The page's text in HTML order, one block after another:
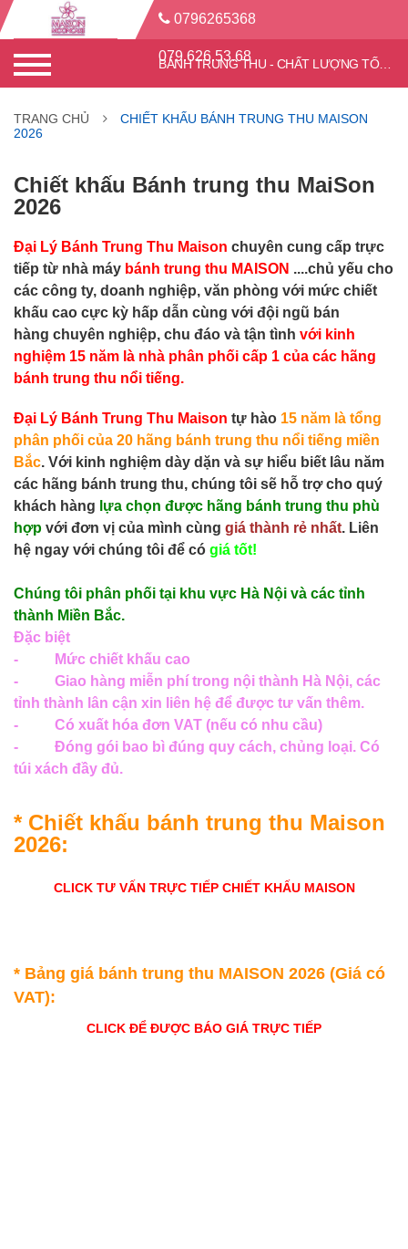
0796265368
079.626.53.68 BÁNH TRUNG THU - CHẤT LƯỢNG TỐT - CHIẾT KHẤU CAO
TRANG CHỦ
CHIẾT KHẤU BÁNH TRUNG THU MAISON
2026
Chiết khấu Bánh trung thu MaiSon
2026
Đại Lý Bánh Trung Thu Maison chuyên cung cấp trực
tiếp từ nhà máy bánh trung thu MAISON ....chủ yếu cho
các công ty, doanh nghiệp, văn phòng với mức chiết
khấu cao cực kỳ hấp dẫn cùng với đội ngũ bán
hàng chuyên nghiệp, chu đáo và tận tình với kinh
nghiệm 15 năm là nhà phân phối cấp 1 của các hãng
bánh trung thu nổi tiếng.
Đại Lý Bánh Trung Thu Maison tự hào 15 năm là tổng
phân phối của 20 hãng bánh trung thu nổi tiếng miền
Bắc. Với kinh nghiệm dày dặn và sự hiểu biết lâu năm
các hãng bánh trung thu, chúng tôi sẽ hỗ trợ cho quý
khách hàng lựa chọn được hãng bánh trung thu phù
hợp với đơn vị của mình cùng giá thành rẻ nhất. Liên
hệ ngay với chúng tôi để có giá tốt!
Chúng tôi phân phối tại khu vực Hà Nội và các tỉnh
thành Miền Bắc.
Đặc biệt
-
Mức chiết khấu cao
- Giao hàng miễn phí trong nội thành Hà Nội, các
tỉnh thành lân cận xin liên hệ để được tư vấn thêm.
- Có xuất hóa đơn VAT (nếu có nhu cầu)
- Đóng gói bao bì đúng quy cách, chủng loại. Có
túi xách đầy đủ.
* Chiết khấu bánh trung thu Maison
2026:
CLICK TƯ VẤN TRỰC TIẾP CHIẾT KHẤU MAISON
* Bảng giá bánh trung thu MAISON 2026 (Giá có
VAT):
CLICK ĐỂ ĐƯỢC BÁO GIÁ TRỰC TIẾP